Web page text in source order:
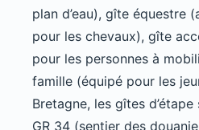
plan d’eau), gîte équestre
pour les chevaux), gîte
pour les personnes à
famille (équipé pour les
Bretagne, les gîtes
GR 34 (sentier des